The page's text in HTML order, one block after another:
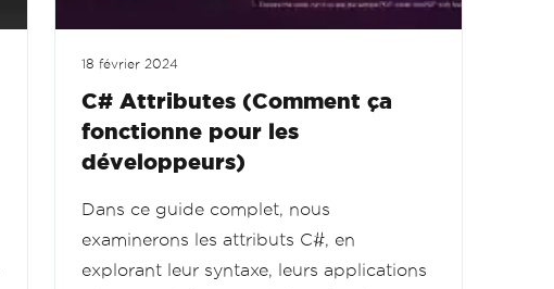
18 février 2024
C# Attributes (Comment ça
fonctionne pour les
développeurs)
Dans ce guide complet, nous
examinerons les attributs C#, en
explorant leur syntaxe, leurs applications